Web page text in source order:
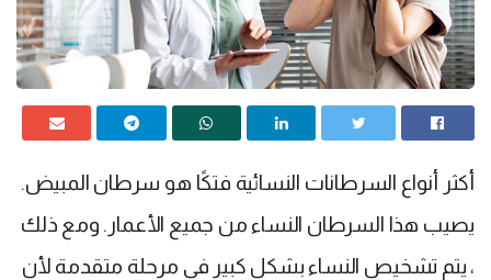
أكثر أنواع السرطانات النسائية فتكًا هو سرطان المبيض.
يصيب هذا السرطان النساء من جميع الأعمار. ومع ذلك
، يتم تشخيص النساء بشكل كبير في مرحلة متقدمة لأن